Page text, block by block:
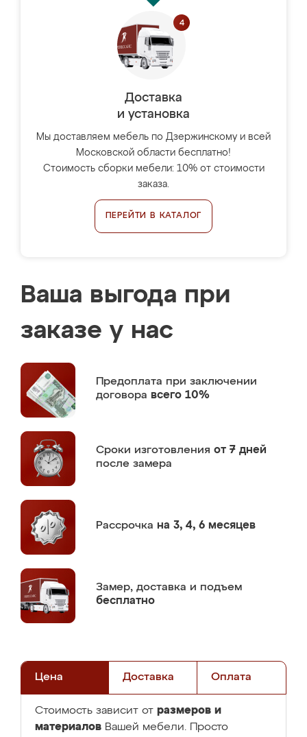
Доставка
и установка
Мы доставляем мебель по Дзержинскому и всей
Московской области бесплатно!
Стоимость сборки мебели: 10% от стоимости
заказа.
ПЕРЕЙТИ В КАТАЛОГ
Ваша выгода при
заказе у нас
Предоплата при заключении
договора всего 10%
Сроки изготовления от 7 дней
после замера
Рассрочка на 3, 4, 6 месяцев
Замер, доставка и подъем
бесплатно
Цена Доставка Оплата
Стоимость зависит от размеров и
материалов Вашей мебели. Просто